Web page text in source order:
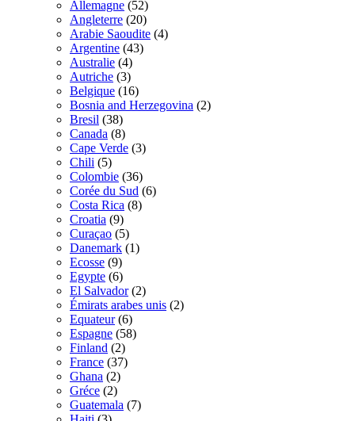
Allemagne (52)
Angleterre (20)
Arabie Saoudite (4)
Argentine (43)
Australie (4)
Autriche (3)
Belgique (16)
Bosnia and Herzegovina (2)
Bresil (38)
Canada (8)
Cape Verde (3)
Chili (5)
Colombie (36)
Corée du Sud (6)
Costa Rica (8)
Croatia (9)
Curaçao (5)
Danemark (1)
Ecosse (9)
Egypte (6)
El Salvador (2)
Émirats arabes unis (2)
Equateur (6)
Espagne (58)
Finland (2)
France (37)
Ghana (2)
Gréce (2)
Guatemala (7)